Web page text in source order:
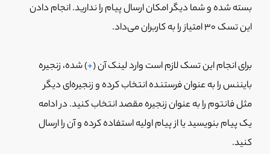
بسته شده و شما دیگر امکان ارسال پیام را ندارید. انجام دادن
این تسک 30 امتیاز را به کاربران می‌داد.
برای انجام این تسک لازم است وارد لینک آن (+) شده، زنجیره
بایننس را به عنوان فرستنده انتخاب کرده و زنجیره‌ای دیگر
مثل فانتوم را به عنوان زنجیره مقصد انتخاب کنید. در ادامه
یک پیام بنویسید یا از پیام اولیه استفاده کرده و آن را ارسال
کنید.